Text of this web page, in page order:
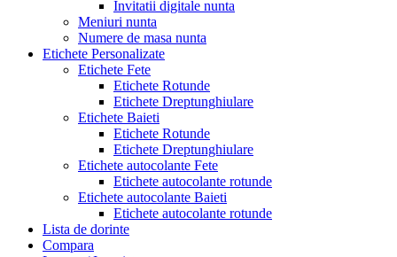
Invitatii digitale nunta
Meniuri nunta
Numere de masa nunta
Etichete Personalizate
Etichete Fete
Etichete Rotunde
Etichete Dreptunghiulare
Etichete Baieti
Etichete Rotunde
Etichete Dreptunghiulare
Etichete autocolante Fete
Etichete autocolante rotunde
Etichete autocolante Baieti
Etichete autocolante rotunde
Lista de dorinte
Compara